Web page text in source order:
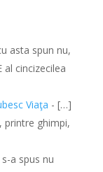
asta spun nu,
al cincizecilea
Viaţa - […]
printre ghimpi,
a spus nu